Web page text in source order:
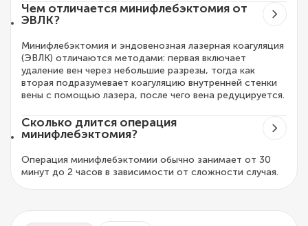
Чем отличается минифлебэктомия от
ЭВЛК?
Минифлебэктомия и эндовенозная лазерная коагуляция
(ЭВЛК) отличаются методами: первая включает
удаление вен через небольшие разрезы, тогда как
вторая подразумевает коагуляцию внутренней стенки
вены с помощью лазера, после чего вена редуцируется.
Сколько длится операция
минифлебэктомия?
Операция минифлебэктомии обычно занимает от 30
минут до 2 часов в зависимости от сложности случая.